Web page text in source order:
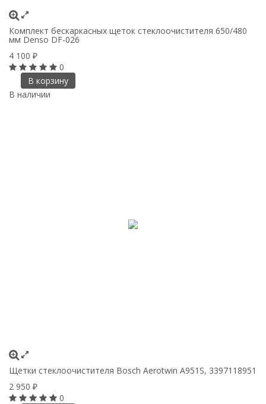
Комплект бескаркасных щеток стеклоочистителя 650/480
мм Denso DF-026
4 100 ₽
0
В корзину
В наличии
Щетки стеклоочистителя Bosch Aerotwin A951S, 3397118951
2 950 ₽
0